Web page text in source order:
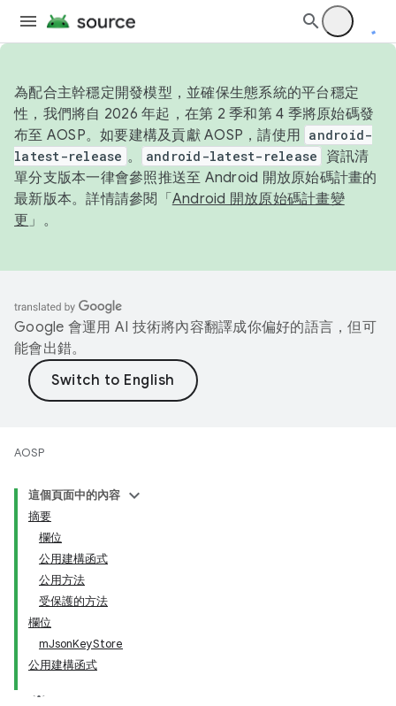
為配合主幹穩定開發模型，並確保生態系統的平台穩定
性，我們將自 2026 年起，在第 2 季和第 4 季將原始碼發
布至 AOSP。如要建構及貢獻 AOSP，請使用 android-
latest-release 。 android-latest-release
資訊清
單分支版本一律會參照推送至 Android 開放原始碼計畫的
最新版本。詳情請參閱「 Android 開放原始碼計畫變
更 」。
Google 會運用 AI 技術將內容翻譯成你偏好的語言，但可
能會出錯。
AOSP
這個頁面中的內容
摘要
欄位
公用建構函式
公用方法
受保護的方法
欄位
mJsonKeyStore
公用建構函式